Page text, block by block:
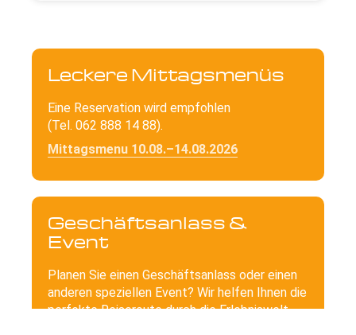
Leckere Mittagsmenüs
Eine Reservation wird empfohlen
(Tel. 062 888 14 88).
Mittagsmenu 10.08.–14.08.2026
Geschäftsanlass &
Event
Planen Sie einen Geschäftsanlass oder einen
anderen speziellen Event? Wir helfen Ihnen die
perfekte Reiseroute durch die Erlebniswelt